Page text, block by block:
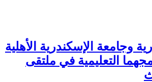
وجامعة الإسكندرية الأهلية
التعليمية في ملتقى